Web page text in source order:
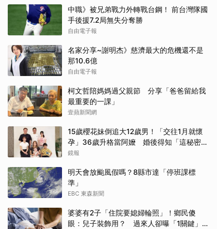
中職》被兄弟戰力外轉戰台鋼！ 前台灣隊國
手後援7.2局無失分奪勝
自由電子報
名家分享~謝明杰》慈濟最大的危機還不是
那10.6億
自由電子報
柯文哲陪媽媽過父親節 分享「爸爸留給我
最重要的一課」
壹蘋新聞網
15歲櫻花妹倒追大12歲男！「交往1月就懷
孕」36歲升格當阿嬤 婚後得知「這秘密」
傻眼了
鏡報
明天會放颱風假嗎？8縣市達「停班課標
準」
EBC 東森新聞
婆婆有2子「住院要媳婦輪照」！鄉民傻
眼：兒子裝飾用？ 過來人卻曝「1關鍵」才
取消